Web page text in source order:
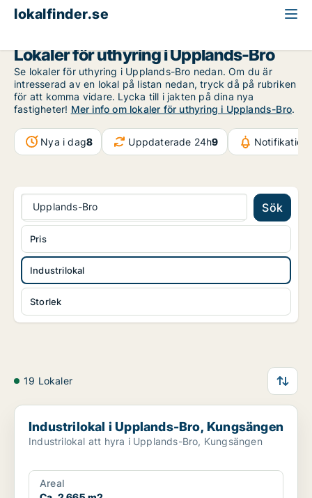
lokalfinder.se
Lokaler för uthyring i Upplands-Bro
Se lokaler för uthyring i Upplands-Bro nedan. Om du är
intresserad av en lokal på listan nedan, tryck då på rubriken
för att komma vidare. Lycka till i jakten på dina nya
fastigheter! Mer info om lokaler för uthyring i Upplands-Bro.
Nya i dag8 Uppdaterade 24h9
Upplands-Bro Sök
Industrilokal
Storlek
Pris
19 Lokaler
Industrilokal i Upplands-Bro, Kungsängen
Industrilokal i Upplands-Bro, Kungsängen
Industrilokal att hyra i Upplands-Bro, Kungsängen
Areal